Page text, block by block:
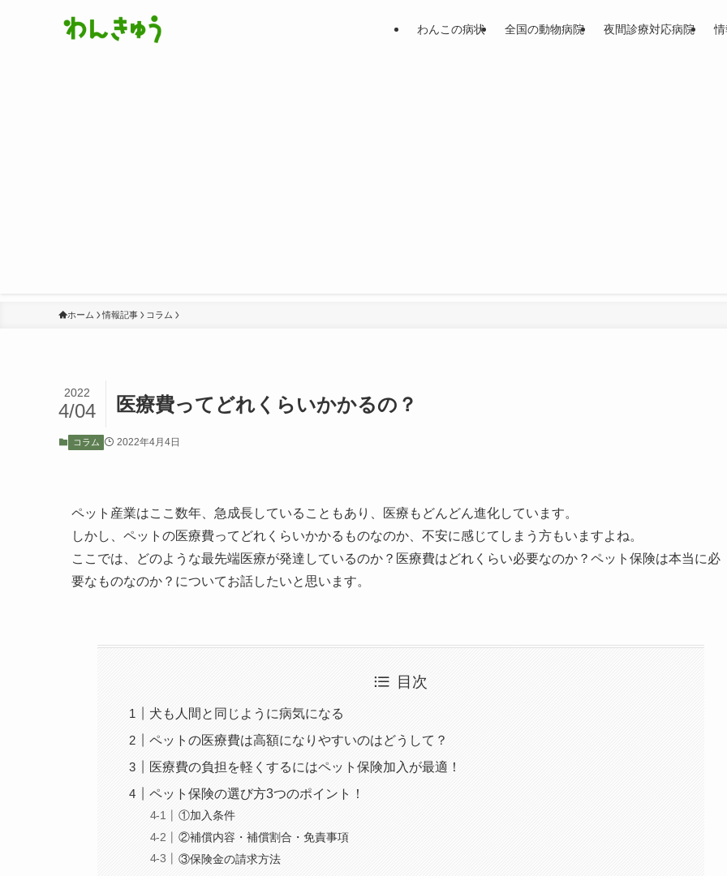
わんこの病状 全国の動物病院 夜間診療対応病院
ホーム 情報記事 コラム
医療費ってどれくらいかかるの？
2022
4/04
コラム 2022年4月4日
ペット産業はここ数年、急成長していることもあり、医療もどんどん進化しています。
しかし、ペットの医療費ってどれくらいかかるものなのか、不安に感じてしまう方もいますよね。
ここでは、どのような最先端医療が発達しているのか？医療費はどれくらい必要なのか？ペット保険は本当に必
要なものなのか？についてお話したいと思います。
目次
犬も人間と同じように病気になる
ペットの医療費は高額になりやすいのはどうして？
医療費の負担を軽くするにはペット保険加入が最適！
ペット保険の選び方3つのポイント！
①加入条件
②補償内容・補償割合・免責事項
③保険金の請求方法